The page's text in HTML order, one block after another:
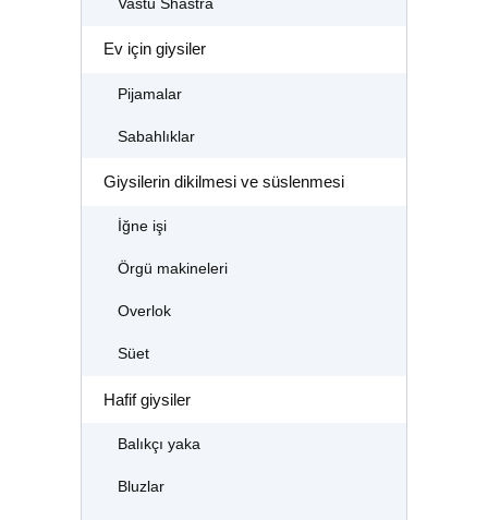
Vastu Shastra
Ev için giysiler
Pijamalar
Sabahlıklar
Giysilerin dikilmesi ve süslenmesi
İğne işi
Örgü makineleri
Overlok
Süet
Hafif giysiler
Balıkçı yaka
Bluzlar